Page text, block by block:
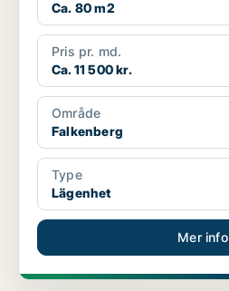
Ca. 80 m2
Pris pr. md.
Ca. 11 500 kr.
Område
Falkenberg
Type
Lägenhet
Mer info